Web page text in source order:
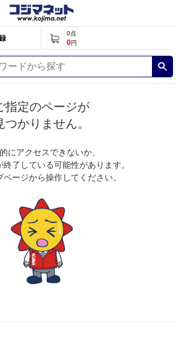
0点
0円
指定のページが
つかりません。
にアクセスできないか、
了している可能性があります。
ージから操作してください。